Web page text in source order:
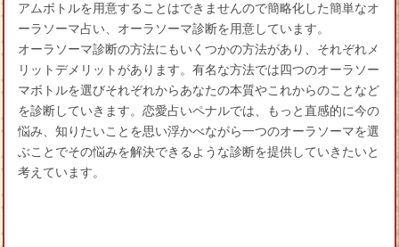
アムボトルを用意することはできませんので簡略化した簡単なオ
ーラソーマ占い、オーラソーマ診断を用意しています。
オーラソーマ診断の方法にもいくつかの方法があり、それぞれメ
リットデメリットがあります。有名な方法では四つのオーラソー
マボトルを選びそれぞれからあなたの本質やこれからのことなど
を診断していきます。恋愛占いペナルでは、もっと直感的に今の
悩み、知りたいことを思い浮かべながら一つのオーラソーマを選
ぶことでその悩みを解決できるような診断を提供していきたいと
考えています。